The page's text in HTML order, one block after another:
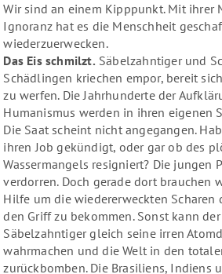
Wir sind an einem Kipppunkt. Mit ihrer
Ignoranz hat es die Menschheit
wiederzuerwecken.
Das Eis schmilzt. Säbelzahntiger und
Schädlingen kriechen empor, bereit
zu werfen. Die Jahrhunderte der
Humanismus werden in ihren eigenen
Die Saat scheint nicht angegangen.
ihren Job gekündigt, oder gar ob des
Wassermangels resigniert? Die jungen
verdorren. Doch gerade dort brauchen
Hilfe um die wiedererweckten Scharen
den Griff zu bekommen. Sonst kann
Säbelzahntiger gleich seine irren
wahrmachen und die Welt in den
zurückbomben. Die Brasiliens, Indiens